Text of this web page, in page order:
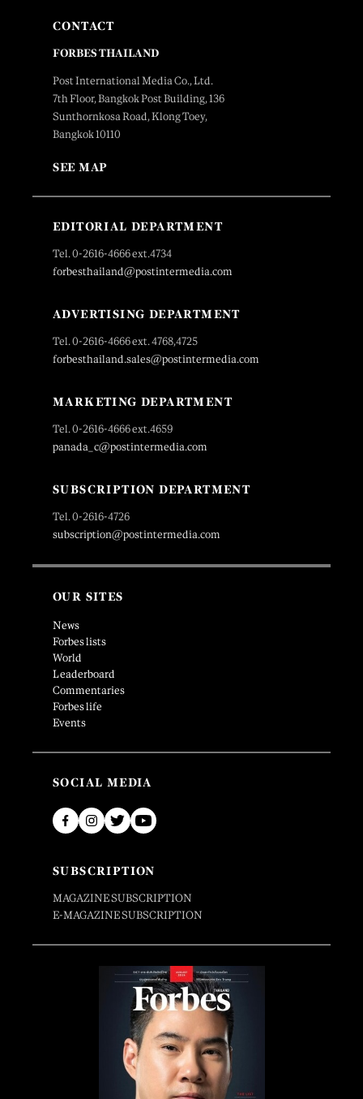
CONTACT
FORBES THAILAND
Post International Media Co., Ltd.
7th Floor, Bangkok Post Building, 136
Sunthornkosa Road, Klong Toey,
Bangkok 10110
SEE MAP
EDITORIAL DEPARTMENT
Tel. 0-2616-4666 ext.4734
forbesthailand@postintermedia.com
ADVERTISING DEPARTMENT
Tel. 0-2616-4666 ext. 4768,4725
forbesthailand.sales@postintermedia.com
MARKETING DEPARTMENT
Tel. 0-2616-4666 ext.4659
panada_c@postintermedia.com
SUBSCRIPTION DEPARTMENT
Tel. 0-2616-4726
subscription@postintermedia.com
OUR SITES
News
Forbes lists
World
Leaderboard
Commentaries
Forbes life
Events
SOCIAL MEDIA
SUBSCRIPTION
MAGAZINE SUBSCRIPTION
E-MAGAZINE SUBSCRIPTION